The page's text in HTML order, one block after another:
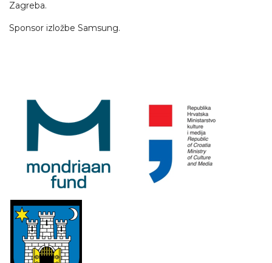
Zagreba.
Sponsor izložbe Samsung.